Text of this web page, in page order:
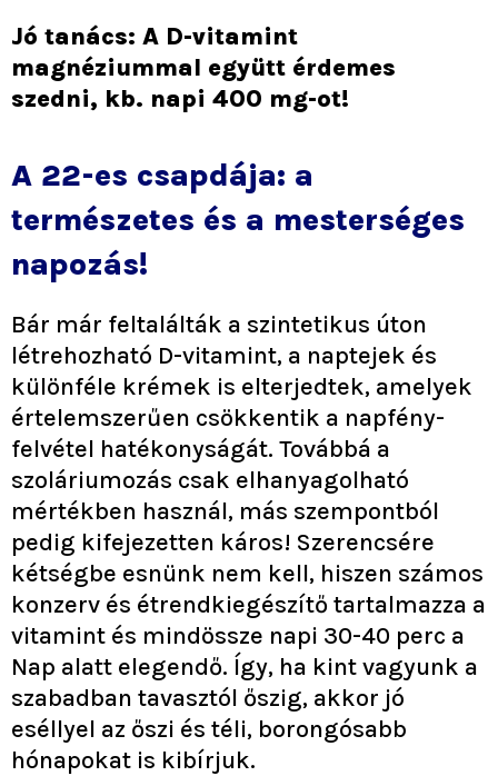
Jó tanács: A D-vitamint
magnéziummal együtt érdemes
szedni, kb. napi 400 mg-ot!
A 22-es csapdája: a
természetes és a mesterséges
napozás!
Bár már feltalálták a szintetikus úton
létrehozható D-vitamint, a naptejek és
különféle krémek is elterjedtek, amelyek
értelemszerűen csökkentik a napfény-
felvétel hatékonyságát. Továbbá a
szoláriumozás csak elhanyagolható
mértékben használ, más szempontból
pedig kifejezetten káros! Szerencsére
kétségbe esnünk nem kell, hiszen számos
konzerv és étrendkiegészítő tartalmazza a
vitamint és mindössze napi 30-40 perc a
Nap alatt elegendő. Így, ha kint vagyunk a
szabadban tavasztól őszig, akkor jó
eséllyel az őszi és téli, borongósabb
hónapokat is kibírjuk.